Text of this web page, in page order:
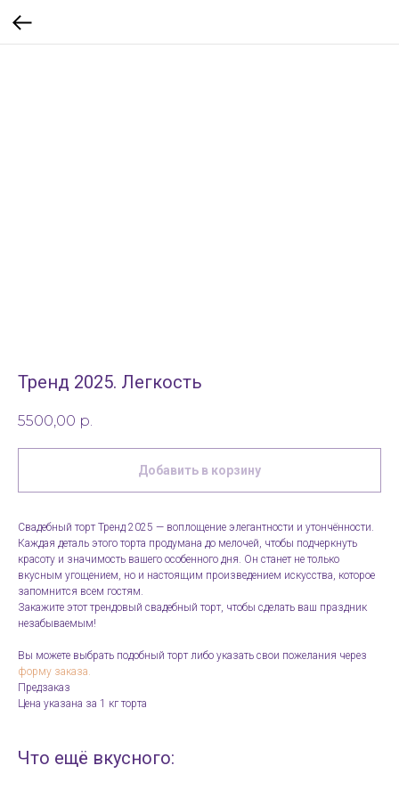
Тренд 2025. Легкость
5500,00 р.
Добавить в корзину
Свадебный торт Тренд 2025 — воплощение элегантности и утончённости.
Каждая деталь этого торта продумана до мелочей, чтобы подчеркнуть
красоту и значимость вашего особенного дня. Он станет не только
вкусным угощением, но и настоящим произведением искусства, которое
запомнится всем гостям.
Закажите этот трендовый свадебный торт, чтобы сделать ваш праздник
незабываемым!
Вы можете выбрать подобный торт либо указать свои пожелания через
форму заказа.
Предзаказ
Цена указана за 1 кг торта
Что ещё вкусного: